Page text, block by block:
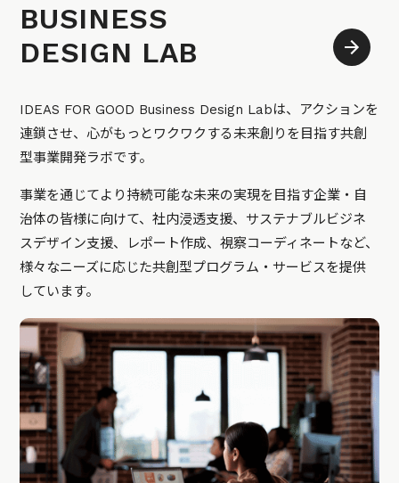
BUSINESS
DESIGN LAB
IDEAS FOR GOOD Business Design Labは、アクションを
連鎖させ、心がもっとワクワクする未来創りを目指す共創
型事業開発ラボです。
事業を通じてより持続可能な未来の実現を目指す企業・自
治体の皆様に向けて、社内浸透支援、サステナブルビジネ
スデザイン支援、レポート作成、視察コーディネートなど、
様々なニーズに応じた共創型プログラム・サービスを提供
しています。